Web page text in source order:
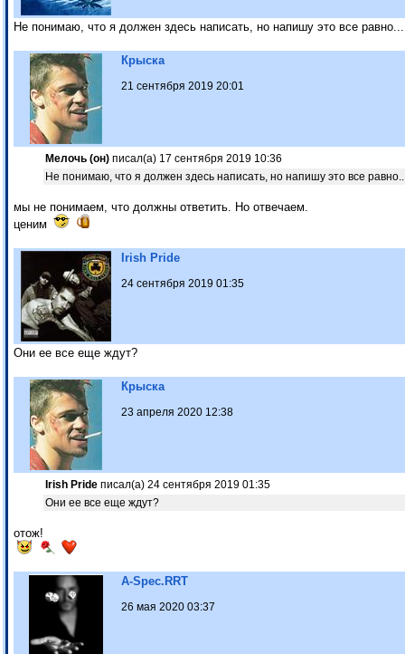
Не понимаю, что я должен здесь написать, но напишу это все равно...
Крыска
21 сентября 2019 20:01
Мелочь (он) писал(а) 17 сентября 2019 10:36
Не понимаю, что я должен здесь написать, но напишу это все
мы не понимаем, что должны ответить. Но отвечаем.
ценим
Irish Pride
24 сентября 2019 01:35
Они ее все еще ждут?
Крыска
23 апреля 2020 12:38
Irish Pride писал(а) 24 сентября 2019 01:35
Они ее все еще ждут?
отож!
A-Spec.RRT
26 мая 2020 03:37